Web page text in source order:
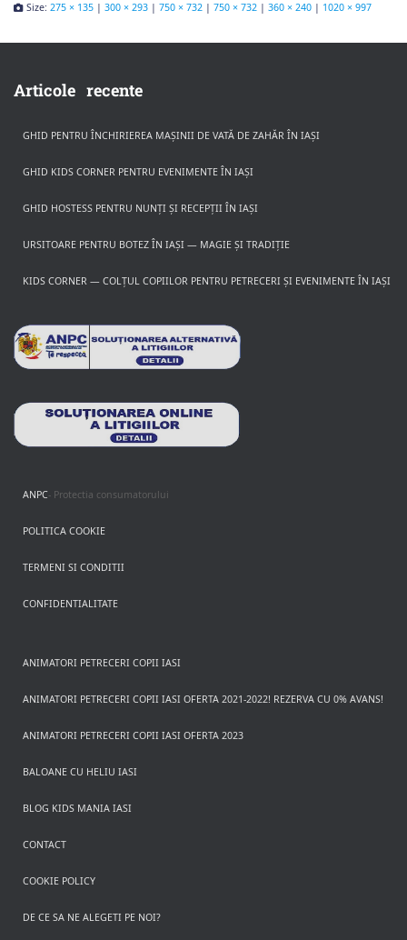
Size: 275 × 135 | 300 × 293 | 750 × 732 | 750 × 732 | 360 × 240 | 1020 × 997
Articole recente
GHID PENTRU ÎNCHIRIEREA MAȘINII DE VATĂ DE ZAHĂR ÎN IAȘI
GHID KIDS CORNER PENTRU EVENIMENTE ÎN IAȘI
GHID HOSTESS PENTRU NUNȚI ȘI RECEPȚII ÎN IAȘI
URSITOARE PENTRU BOTEZ ÎN IAȘI — MAGIE ȘI TRADIȚIE
KIDS CORNER — COLȚUL COPIILOR PENTRU PETRECERI ȘI EVENIMENTE ÎN IAȘI
ANPC- Protectia consumatorului
POLITICA COOKIE
TERMENI SI CONDITII
CONFIDENTIALITATE
ANIMATORI PETRECERI COPII IASI
ANIMATORI PETRECERI COPII IASI OFERTA 2021-2022! REZERVA CU 0% AVANS!
ANIMATORI PETRECERI COPII IASI OFERTA 2023
BALOANE CU HELIU IASI
BLOG KIDS MANIA IASI
CONTACT
COOKIE POLICY
DE CE SA NE ALEGETI PE NOI?